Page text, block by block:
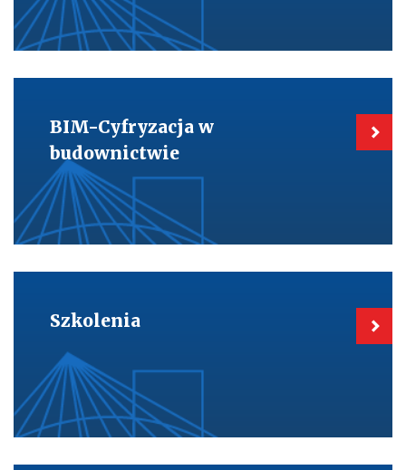
Cyfryzacja
budownictwie
BIM-Cyfryzacja w
budownictwie
Kieruje
Szkolenia